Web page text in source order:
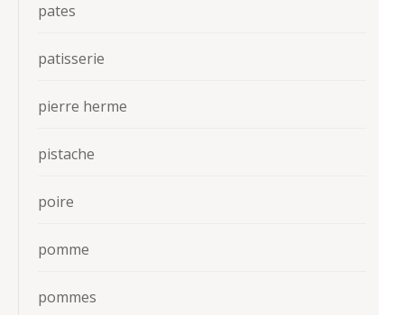
pates
patisserie
pierre herme
pistache
poire
pomme
pommes